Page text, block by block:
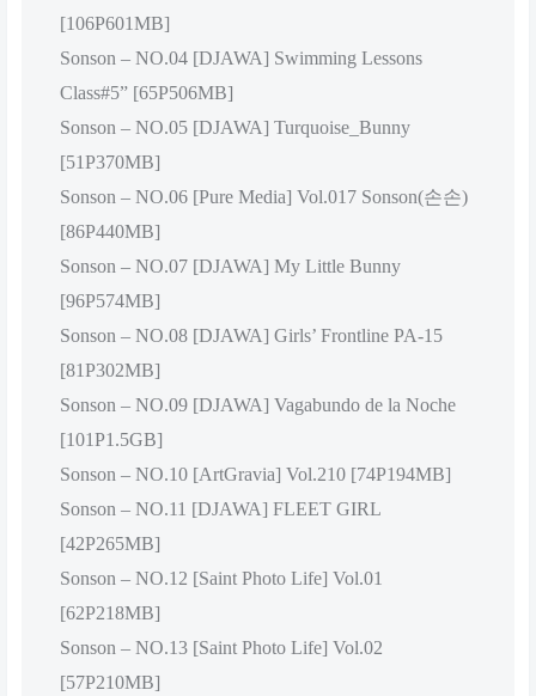
[106P601MB]
Sonson – NO.04 [DJAWA] Swimming Lessons
Class#5” [65P506MB]
Sonson – NO.05 [DJAWA] Turquoise_Bunny
[51P370MB]
Sonson – NO.06 [Pure Media] Vol.017 Sonson(손손)
[86P440MB]
Sonson – NO.07 [DJAWA] My Little Bunny
[96P574MB]
Sonson – NO.08 [DJAWA] Girls’ Frontline PA-15
[81P302MB]
Sonson – NO.09 [DJAWA] Vagabundo de la Noche
[101P1.5GB]
Sonson – NO.10 [ArtGravia] Vol.210 [74P194MB]
Sonson – NO.11 [DJAWA] FLEET GIRL
[42P265MB]
Sonson – NO.12 [Saint Photo Life] Vol.01
[62P218MB]
Sonson – NO.13 [Saint Photo Life] Vol.02
[57P210MB]